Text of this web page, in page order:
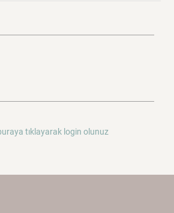
tıklayarak login olunuz